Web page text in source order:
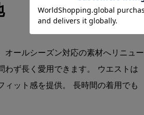
オールシーズン対応の素材へリニュー
わず長く愛用できます。 ウエストは
ット感を提供。 長時間の着用でも